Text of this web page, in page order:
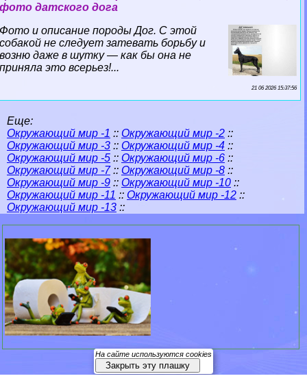
фото датского дога
Фото и описание породы Дог. С этой
собакой не следует затевать борьбу и
возню даже в шутку — как бы она не
приняла это всерьез!...
21 06 2026 15:37:56
Еще:
Окружающий мир -1 :: Окружающий мир -2 ::
Окружающий мир -3 :: Окружающий мир -4 ::
Окружающий мир -5 :: Окружающий мир -6 ::
Окружающий мир -7:: Окружающий мир -8 ::
Окружающий мир -9 :: Окружающий мир -10 ::
Окружающий мир -11 :: Окружающий мир -12 ::
Окружающий мир -13 ::
На сайте используются cookies
Закрыть эту плашку